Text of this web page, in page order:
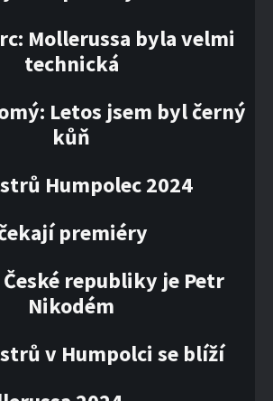
Mollerussa byla velmi
technická
Letos jsem byl černý
kůň
Humpolec 2024
premiéry
republiky je Petr
Nikodém
v Humpolci se blíží